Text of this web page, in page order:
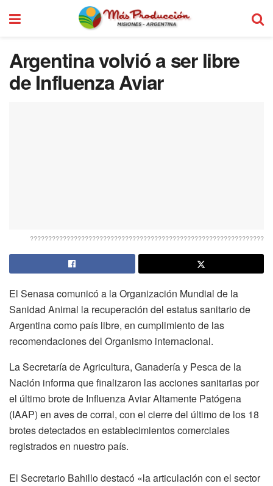
Argentina volvió a ser libre
de Influenza Aviar
????????????????????????????????????????????????????????????????
El Senasa comunicó a la Organización Mundial de la
Sanidad Animal la recuperación del estatus sanitario de
Argentina como país libre, en cumplimiento de las
recomendaciones del Organismo internacional.
La Secretaría de Agricultura, Ganadería y Pesca de la
Nación informa que finalizaron las acciones sanitarias por
el último brote de Influenza Aviar Altamente Patógena
(IAAP) en aves de corral, con el cierre del último de los 18
brotes detectados en establecimientos comerciales
registrados en nuestro país.
El Secretario Bahillo destacó «la articulación con el sector